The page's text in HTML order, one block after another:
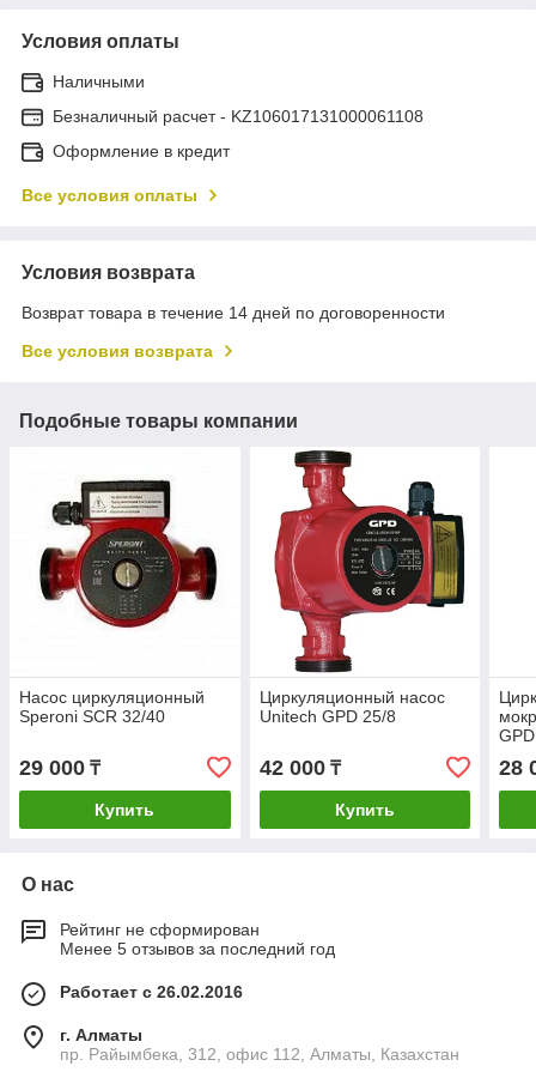
Условия оплаты
Наличными
Безналичный расчет - KZ106017131000061108
Оформление в кредит
Все условия оплаты
Условия возврата
Возврат товара в течение 14 дней по договоренности
Все условия возврата
Подобные товары компании
Насос циркуляционный
Speroni SCR 32/40
29 000 ₸
Купить
Циркуляционный насос
Unitech GPD 25/8
42 000₸
Купить
28
О нас
Рейтинг не сформирован
Менее 5 отзывов за последний год
Работает с 26.02.2016
г. Алматы
пр. Райымбека, 312, офис 112, Алматы, Казахстан